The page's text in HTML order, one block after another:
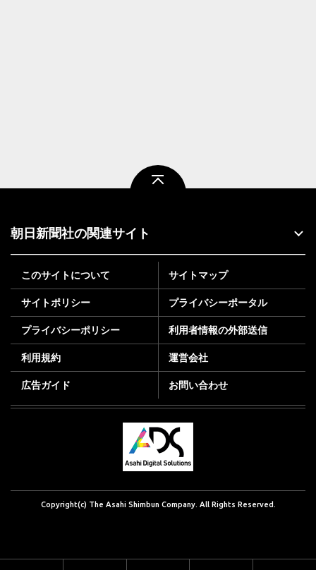
朝日新聞社の関連サイト
このサイトについて サイトマップ
サイトポリシー プライバシーポータル
プライバシーポリシー 利用者情報の外部送信
利用規約 運営会社
広告ガイド お問い合わせ
Copyright(c) The Asahi Shimbun Company. All Rights Reserved.